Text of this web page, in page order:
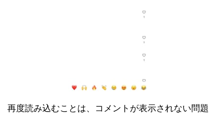
再度読み込むことは、コメントが表示されない問題